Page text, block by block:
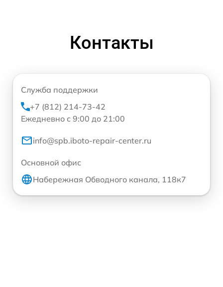
Контакты
Служба поддержки
+7 (812) 214-73-42
Ежедневно с 9:00 до 21:00
info@spb.iboto-repair-center.ru
Основной офис
Набережная Обводного канала, 118к7